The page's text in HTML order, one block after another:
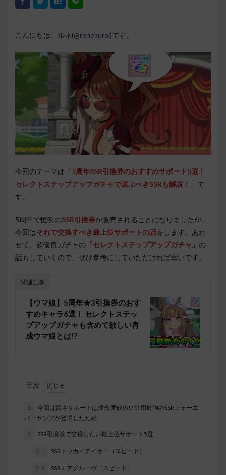
こんにちは、ルネ(@renekuroi)です。
今回のテーマは 「5周年SSR引換券のおすすめサポート5選！
セレクトステップアップガチャで選ぶべきSSRも解説！」 で
す。
5周年で恒例のSSR引換券が販売されることになりましたが、
今回はそれで交換すべき最上位サポートの話をします。あわ
せて、超優良ガチャの 「セレクトステップアップガチャ」 の
話もしていくので、ぜひ参考にしていただければ幸いです。
関連記事
【ウマ娘】5周年★3引換券のおす
すめキャラ6選！ セレクトステッ
プアップガチャも含めて欲しい育
成ウマ娘とは!?
目次
1
今回は賢さサポートは優先度低め!? 汎用最強のSSRフォーエ
バーヤングが登場したため
2 SSR引換券で交換したい最上位サポート5選
2.1 SSRトウカイテイオー（スピード）
2.2 SSRエアグルーヴ（スピード）